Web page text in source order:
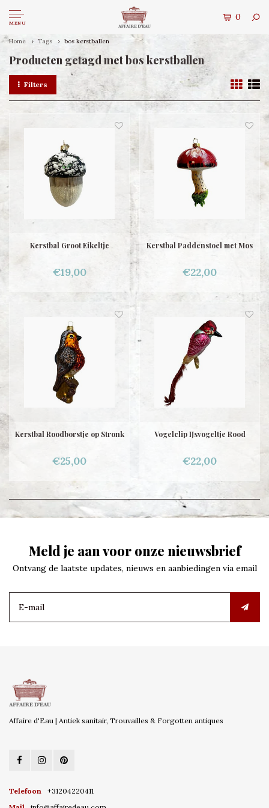
MENU
0
Home Tags bos kerstballen
Producten getagd met bos kerstballen
Filters
Kerstbal Groot Eikeltje
€19,00
Kerstbal Paddenstoel met Mos
€22,00
Kerstbal Roodborstje op Stronk
€25,00
Vogelclip IJsvogeltje Rood
€22,00
Meld je aan voor onze nieuwsbrief
Ontvang de laatste updates, nieuws en aanbiedingen via email
Affaire d'Eau | Antiek sanitair, Trouvailles & Forgotten antiques
Telefoon
+31204220411